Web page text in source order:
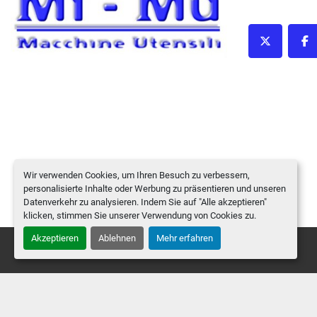
Wir verwenden Cookies, um Ihren Besuch zu verbessern,
personalisierte Inhalte oder Werbung zu präsentieren und unseren
Datenverkehr zu analysieren. Indem Sie auf "Alle akzeptieren"
klicken, stimmen Sie unserer Verwendung von Cookies zu.
Akzeptieren Ablehnen Mehr erfahren
twitter